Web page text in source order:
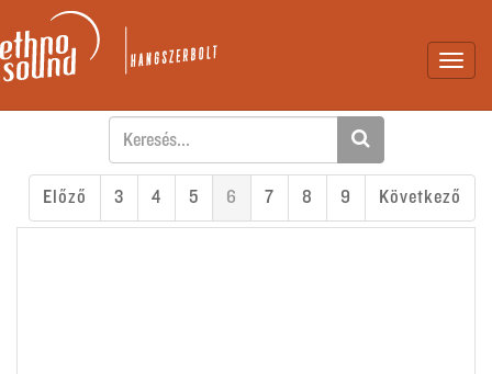
Előző 3 4 5 6 7 8 9 Következő